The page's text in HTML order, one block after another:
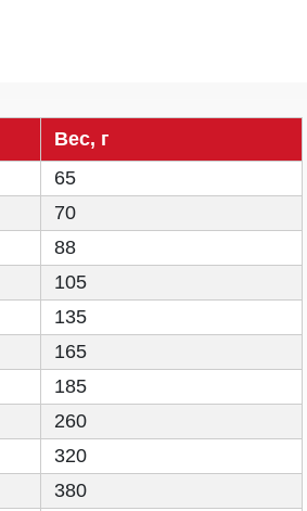
Вес, г
65
70
88
105
135
165
185
260
320
380